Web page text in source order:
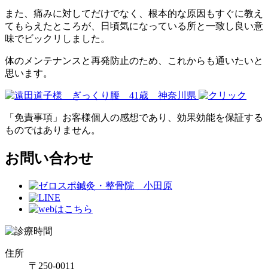
また、痛みに対してだけでなく、根本的な原因もすぐに教え
てもらえたところが、日頃気になっている所と一致し良い意
味でビックリしました。
体のメンテナンスと再発防止のため、これからも通いたいと
思います。
「免責事項」お客様個人の感想であり、効果効能を保証する
ものではありません。
お問い合わせ
住所
〒250-0011